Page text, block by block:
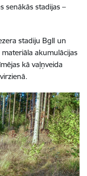
senākās stadijas –
stadiju BglI un
akumulācijas
kā vaļņveida